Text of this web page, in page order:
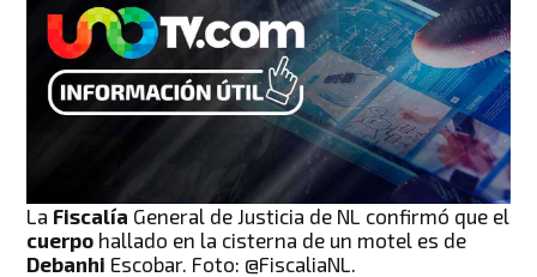
La Fiscalía General de Justicia de NL confirmó que el
cuerpo hallado en la cisterna de un motel es de
Debanhi Escobar. Foto: @FiscaliaNL.